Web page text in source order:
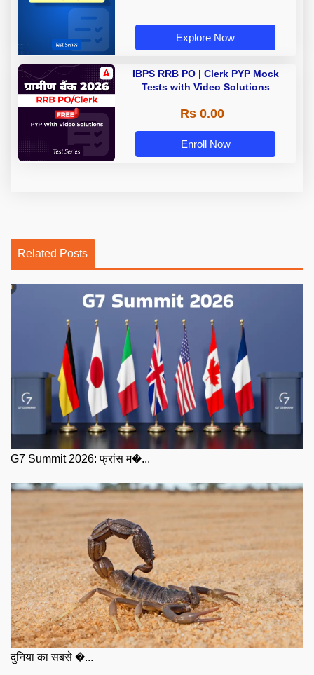
Explore Now
IBPS RRB PO | Clerk PYP Mock
Tests with Video Solutions
Rs 0.00
Enroll Now
Related Posts
G7 Summit 2026: फ्रांस म�...
दुनिया का सबसे �...